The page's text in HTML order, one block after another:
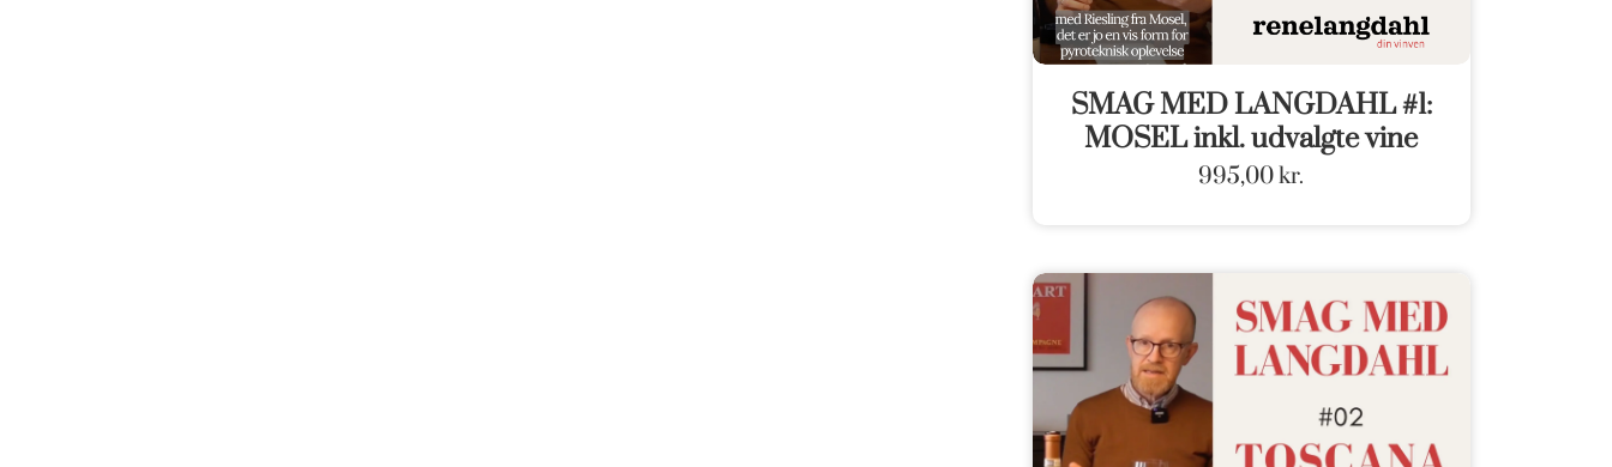
SMAG MED LANGDAHL #1:
MOSEL inkl. udvalgte vine
995,00kr.